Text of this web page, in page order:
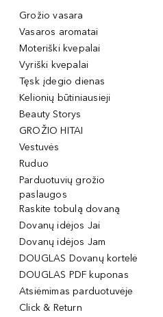
Grožio vasara
Vasaros aromatai
Moteriški kvepalai
Vyriški kvepalai
Tęsk įdegio dienas
Kelionių būtiniausieji
Beauty Storys
GROŽIO HITAI
Vestuvės
Ruduo
Parduotuvių grožio
paslaugos
Raskite tobulą dovaną
Dovanų idėjos Jai
Dovanų idėjos Jam
DOUGLAS Dovanų kortelė
DOUGLAS PDF kuponas
Atsiėmimas parduotuvėje
Click & Return